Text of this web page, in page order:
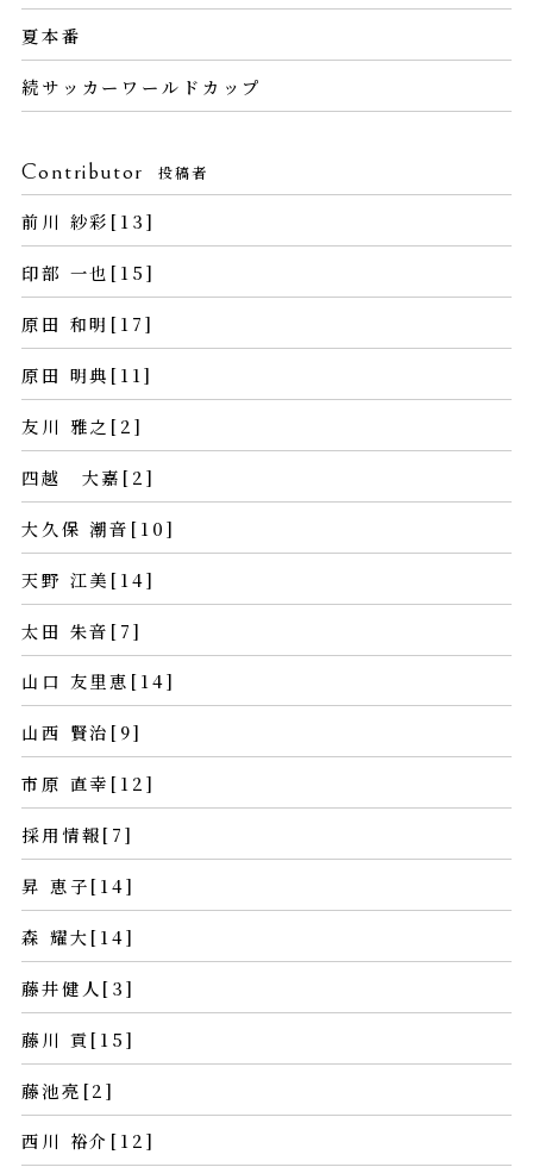
夏本番
続サッカーワールドカップ
Contributor 投稿者
前川 紗彩[13]
印部 一也[15]
原田 和明[17]
原田 明典[11]
友川 雅之[2]
四越 大嘉[2]
大久保 潮音[10]
天野 江美[14]
太田 朱音[7]
山口 友里恵[14]
山西 賢治[9]
市原 直幸[12]
採用情報[7]
昇 恵子[14]
森 耀大[14]
藤井健人[3]
藤川 貢[15]
藤池亮[2]
西川 裕介[12]